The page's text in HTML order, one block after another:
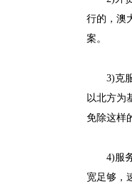
行的，澳
案。
3)克
以北方为
免除这样
4)服
宽足够，